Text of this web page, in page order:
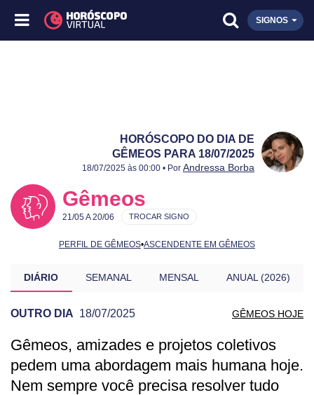
SIGNOS
HORÓSCOPO DO DIA DE
GÊMEOS PARA 18/07/2025
Publicado:
18/07/2025
Atualizado:
18/07/2025
18/07/2025 às 00:00 • Por Andressa Borba
Gêmeos
21/05 A 20/06
PERFIL DE GÊMEOS•ASCENDENTE EM GÊMEOS
TROCAR SIGNO
DIÁRIO SEMANAL MENSAL ANUAL (2026)
OUTRO DIA 18/07/2025 GÊMEOS HOJE
PREVISÃO DE GÊMEOS PARA OUTRO
Gêmeos, amizades e projetos coletivos
pedem uma abordagem mais humana hoje.
Nem sempre você precisa resolver tudo